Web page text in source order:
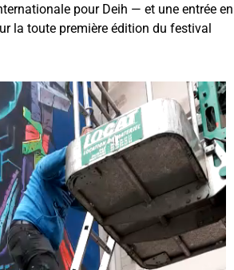
pour Deih — et une entrée en
la toute première édition du festival